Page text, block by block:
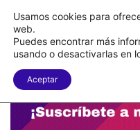
Menu
Usamos cookies para
web.
Puedes encontrar más
usando o desactivarlas en
Aceptar